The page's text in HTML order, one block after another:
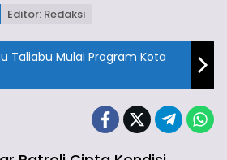
Editor: Redaksi
Taliabu Mulai Program Kota